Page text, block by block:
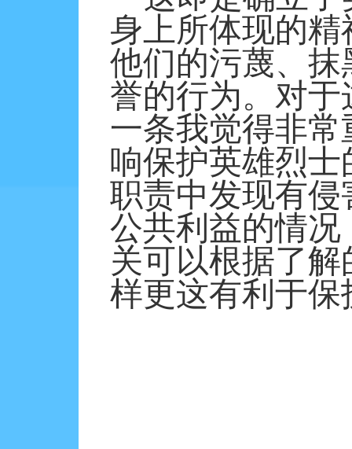
身上所体现的
他们的污蔑、
誉的行为。对
一条我觉得非
响保护英雄烈
职责中发现有
公共利益的情
关可以根据了
样更这有利于保